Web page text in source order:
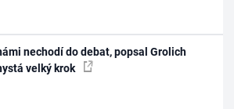
nechodí do debat, popsal Grolich
velký krok